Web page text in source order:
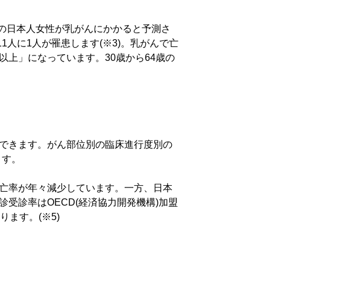
本人女性が乳がんにかかると予測さ
人に1人が罹患します(※3)。乳がんで亡
上」になっています。30歳から64歳の
きます。がん部位別の臨床進行度別の
。
率が年々減少しています。一方、日本
受診率はOECD(経済協力開発機構)加盟
ります。(※5)